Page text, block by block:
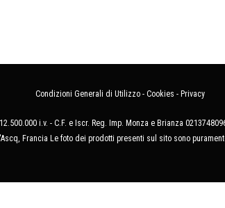
Condizioni Generali di Utilizzo - Cookies - Privacy
i.v. - C.F. e Iscr. Reg. Imp. Monza e Brianza
Francia Le foto dei prodotti presenti sul sito sono